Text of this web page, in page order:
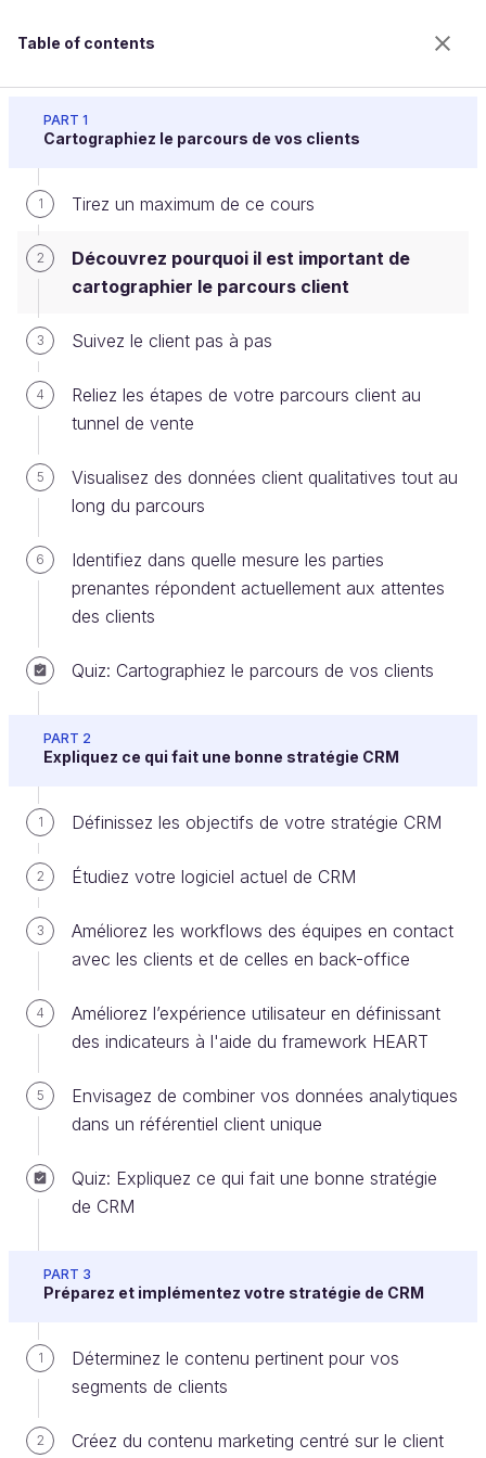
Table of contents
PART 1
Cartographiez le parcours de vos clients
1 Tirez un maximum de ce cours
2
Découvrez pourquoi il est important de
cartographier le parcours client
3 Suivez le client pas à pas
4
Reliez les étapes de votre parcours client au
tunnel de vente
5
Visualisez des données client qualitatives tout au
long du parcours
6
Identifiez dans quelle mesure les parties
prenantes répondent actuellement aux attentes
des clients
Quiz: Cartographiez le parcours de vos clients
PART 2
Expliquez ce qui fait une bonne stratégie CRM
1 Définissez les objectifs de votre stratégie CRM
2 Étudiez votre logiciel actuel de CRM
3
Améliorez les workflows des équipes en contact
avec les clients et de celles en back-office
4
Améliorez l’expérience utilisateur en définissant
des indicateurs à l'aide du framework HEART
5
Envisagez de combiner vos données analytiques
dans un référentiel client unique
Quiz: Expliquez ce qui fait une bonne stratégie
de CRM
PART 3
Préparez et implémentez votre stratégie de CRM
1
Déterminez le contenu pertinent pour vos
segments de clients
2 Créez du contenu marketing centré sur le client
Découvrez pourquoi il est
important de cartographier le
parcours client
Welcome to the 100% online school for careers with
a future.
Get free access to all the features of this course
creating an account.
Create an account or log in
Découvrez le potentiel du parcours
client
concerné par l’expérience client. Imaginez si chaque
membre de votre entreprise pouvait, au moins une
fois par an, se mettre dans la peau de l’un de vos
clients, afin de vivre la même expérience.
Vous ressentiriez, vous aussi, la même frustration
ou la même satisfaction que vos clients. Cela vous
permettrait certainement d’identifier les mesures
nécessaires à prendre pour améliorer la qualité de
votre service.
Malheureusement, nous ne sommes pas dans un
monde idéal. Faire en sorte que chaque personne
impliquée dans le parcours client se mette dans la
peau des clients une fois par an est une tâche bien
trop ardue. C’est pourquoi de nombreuses
entreprises demandent uniquement à leurs nouvelles
recrues de s'y atteler, en général au cours de leur
intégration. Si vous n’avez pas la possibilité
vous devrez user de votre imagination, c’est-à-dire
créer une carte du parcours type d'un client.
Le parcours client est la clé de voûte de votre
stratégie CRM. Vous vous en servirez pour
y compris pour configurer votre logiciel. Le